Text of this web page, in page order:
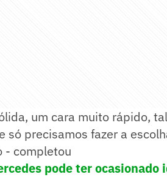
um cara muito rápido,
só precisamos fazer a
- completou
pode ter ocasionado